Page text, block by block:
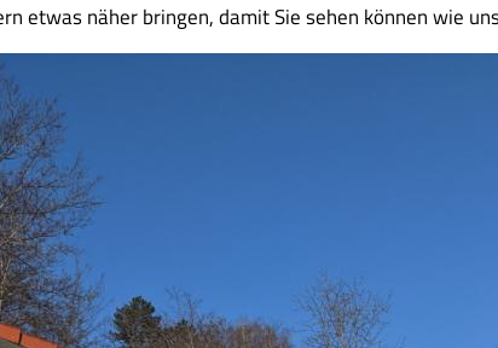
etwas näher bringen, damit Sie sehen können wie